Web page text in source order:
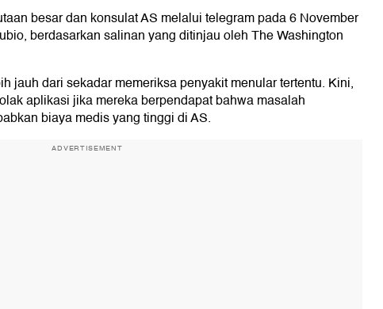
besar dan konsulat AS melalui telegram pada 6 November
berdasarkan salinan yang ditinjau oleh The Washington
jauh dari sekadar memeriksa penyakit menular tertentu. Kini,
aplikasi jika mereka berpendapat bahwa masalah
biaya medis yang tinggi di AS.
ADVERTISEMENT